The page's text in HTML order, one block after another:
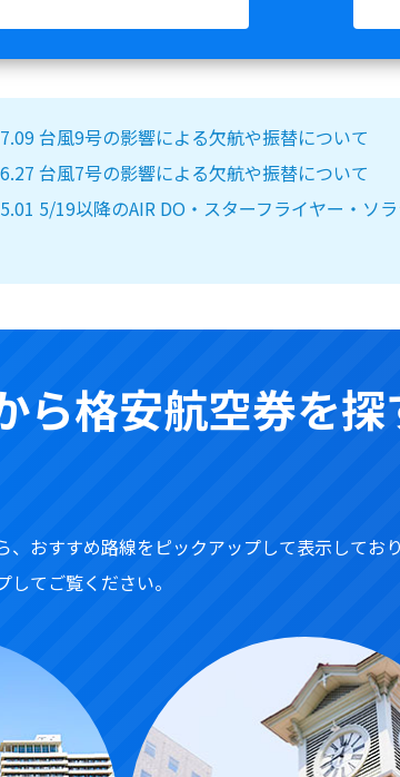
台風9号の影響による欠航や振替について
台風7号の影響による欠航や振替について
5/19以降のAIR DO・スターフライヤー・ソ
ら格安航空券を探
おすすめ路線をピックアップして表示しており
てご覧ください。